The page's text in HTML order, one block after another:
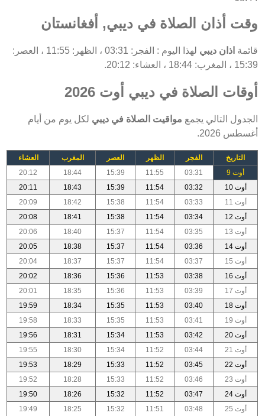
وقت أذان الصلاة في ديبي, أفغانستان
قائمة اذان ديبي
لهذا اليوم : الفجر: 03:31 ، الظهر: 11:55 ، العصر:
15:39 ، المغرب: 18:44 ، العشاء: 20:12.
أوقات الصلاة في ديبي أوت 2026
الجدول التالي يجمع مواقيت الصلاة في ديبي لكل يوم من أيام
أغسطس 2026.
التاريخ الفجر الظهر العصر المغرب
العشاء
أوت 9
03:31
11:55
15:39
18:44
20:12
أوت 10
03:32
11:54
15:39
18:43
20:11
أوت 11
03:33
11:54
15:38
18:42
20:09
أوت 12
03:34
11:54
15:38
18:41
20:08
أوت 13
03:35
11:54
15:37
18:40
20:06
أوت 14
03:36
11:54
15:37
18:38
20:05
أوت 15
03:37
11:54
15:37
18:37
20:04
أوت 16
03:38
11:53
15:36
18:36
20:02
أوت 17
03:39
11:53
15:36
18:35
20:01
أوت 18
03:40
11:53
15:35
18:34
19:59
أوت 19
03:41
11:53
15:35
18:33
19:58
أوت 20
03:42
11:53
15:34
18:31
19:56
أوت 21
03:44
11:52
15:34
18:30
19:55
أوت 22
03:45
11:52
15:33
18:29
19:53
أوت 23
03:46
11:52
15:33
18:28
19:52
أوت 24
03:47
11:52
15:32
18:26
19:50
أوت 25
03:48
11:51
15:32
18:25
19:49